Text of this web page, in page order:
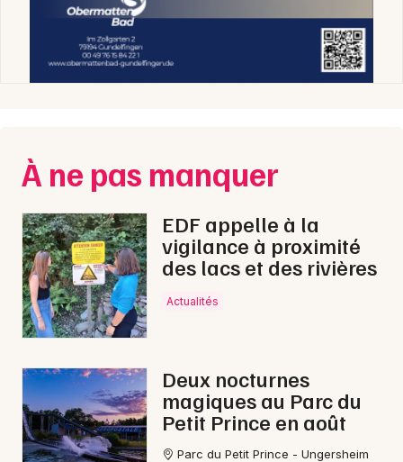
À ne pas manquer
EDF appelle à la
vigilance à proximité
des lacs et des rivières
Actualités
Deux nocturnes
magiques au Parc du
Petit Prince en août
Parc du Petit Prince - Ungersheim